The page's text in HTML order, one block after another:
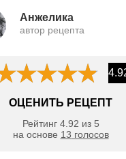
Анжелика
автор рецепта
ОЦЕНИТЬ РЕЦЕПТ
Рейтинг 4.92 из 5
на основе 13 голосов